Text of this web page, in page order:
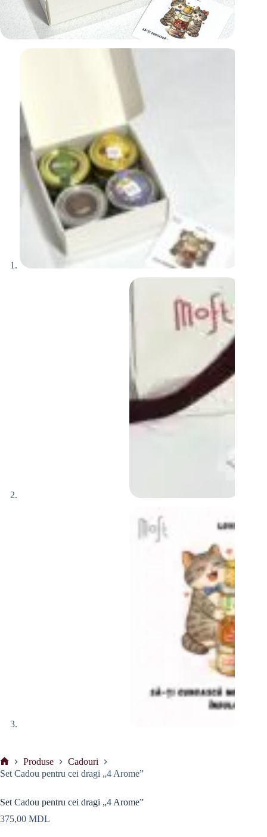
Prima
Produse
Cadouri
Set Cadou pentru cei dragi „4 Arome”
Set Cadou pentru cei dragi „4 Arome”
375,00 MDL